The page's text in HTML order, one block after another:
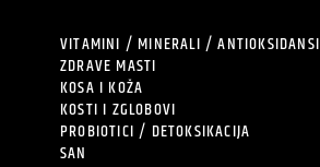
VITAMINI / MINERALI / ANTIOKSIDANSI
ZDRAVE MASTI
KOSA I KOŽA
KOSTI I ZGLOBOVI
PROBIOTICI / DETOKSIKACIJA
SAN